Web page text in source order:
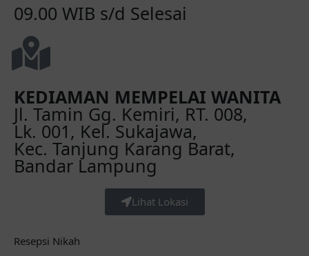
09.00 WIB s/d Selesai
KEDIAMAN MEMPELAI WANITA
Jl. Tamin Gg. Kemiri, RT. 008,
Lk. 001, Kel. Sukajawa,
Kec. Tanjung Karang Barat,
Bandar Lampung
Lihat Lokasi
Resepsi Nikah